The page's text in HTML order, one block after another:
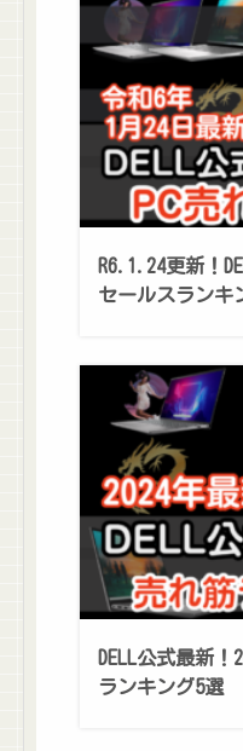
R6.1.24更新！
セールスランキ
DELL公式最新
ランキング5選